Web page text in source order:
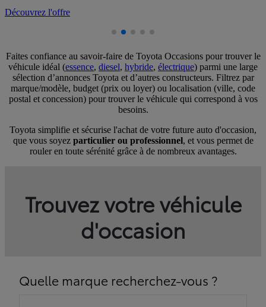
Faites confiance au savoir-faire de Toyota Occasions pour trouver le
véhicule idéal (essence, diesel, hybride, électrique) parmi une large
sélection d’annonces Toyota et d’autres constructeurs. Filtrez par
marque/modèle, budget (prix ou loyer) ou localisation (ville, code
postal et concession) pour trouver le véhicule qui correspond à vos
besoins.
Toyota simplifie et sécurise l'achat de votre future auto d'occasion,
que vous soyez particulier ou professionnel, et vous permet de
rouler en toute sérénité grâce à de nombreux avantages.
Trouvez votre véhicule
d'occasion
Quelle marque recherchez-vous ?